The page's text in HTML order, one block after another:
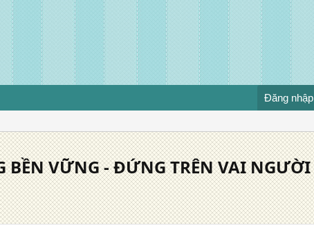
Đăng nhập
BỀN VỮNG - ĐỨNG TRÊN VAI NGƯỜI